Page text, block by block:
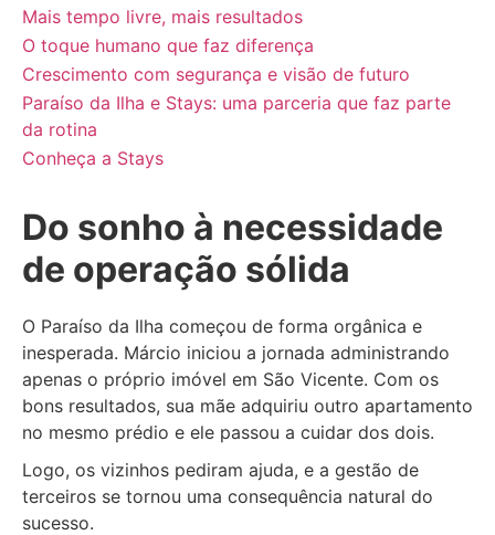
Mais tempo livre, mais resultados
O toque humano que faz diferença
Crescimento com segurança e visão de futuro
Paraíso da Ilha e Stays: uma parceria que faz parte
da rotina
Conheça a Stays
Do sonho à necessidade
de operação sólida
O Paraíso da Ilha começou de forma orgânica e
inesperada. Márcio iniciou a jornada administrando
apenas o próprio imóvel em São Vicente. Com os
bons resultados, sua mãe adquiriu outro apartamento
no mesmo prédio e ele passou a cuidar dos dois.
Logo, os vizinhos pediram ajuda, e a gestão de
terceiros se tornou uma consequência natural do
sucesso.